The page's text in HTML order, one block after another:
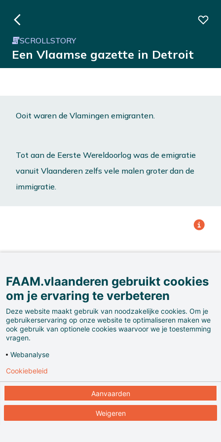
SCROLLSTORY
Een Vlaamse gazette in Detroit
Ooit waren de Vlamingen emigranten.
Tot aan de Eerste Wereldoorlog was de emigratie
vanuit Vlaanderen zelfs vele malen groter dan de
immigratie.
Ontdek het werk van sociaalkritische
Laermans in het
FAAM.vlaanderen gebruikt cookies
om je ervaring te verbeteren
Deze website maakt gebruik van noodzakelijke cookies. Om je
gebruikerservaring op onze website te optimaliseren maken we
ook gebruik van optionele cookies waarvoor we je toestemming
vragen.
Webanalyse
Aanvaarden
Weigeren
Cookiebeleid